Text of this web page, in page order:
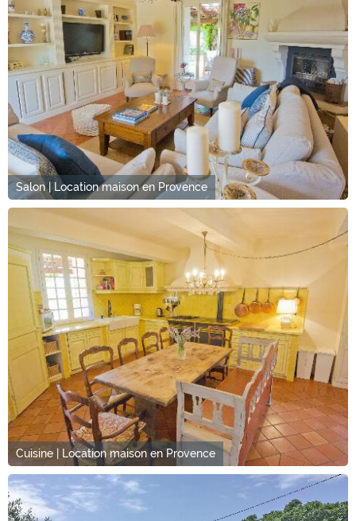
Salon | Location maison en Provence
Cuisine | Location maison en Provence